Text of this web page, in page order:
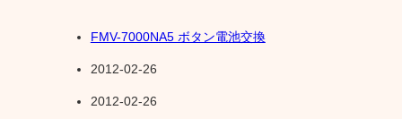
FMV-7000NA5 ボタン電池交換
2012-02-26
2012-02-26